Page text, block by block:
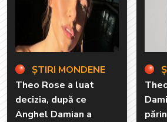
ȘTIRI MONDENE
Theo Rose a luat
decizia, după ce
Anghel Damian a